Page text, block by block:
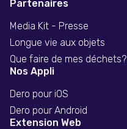
Partenaires
Media Kit - Presse
Longue vie aux objets
Que faire de mes déchets?
Nos Appli
Dero pour iOS
Dero pour Android
Extension Web